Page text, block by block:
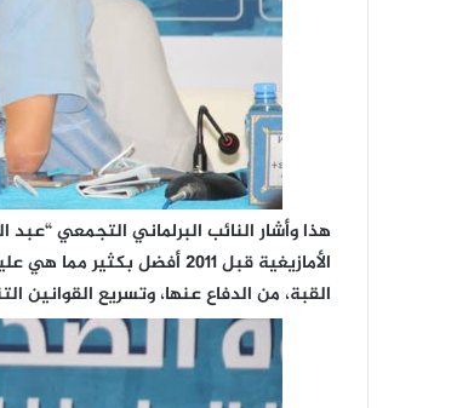
هذا وأشار النائب البرلماني التجمعي
الأمازيغية قبل 2011 أفضل
القبة، من الدفاع عنها، وتسريع القوانين